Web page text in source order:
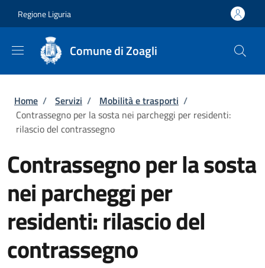
Regione Liguria
Comune di Zoagli
Briciole di pane
Home / Servizi / Mobilità e trasporti /
Contrassegno per la sosta nei parcheggi per residenti:
rilascio del contrassegno
Contrassegno per la sosta
nei parcheggi per
residenti: rilascio del
contrassegno